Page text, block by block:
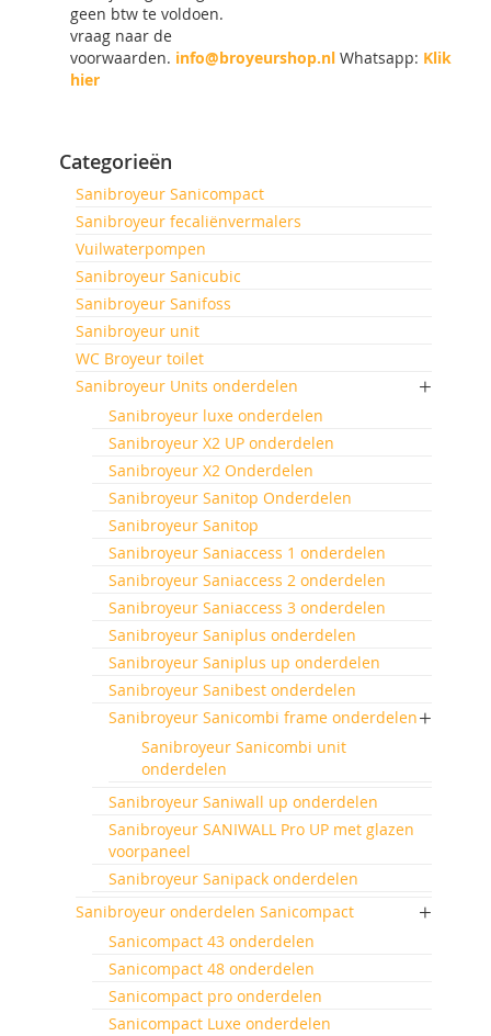
geen btw te voldoen.
vraag naar de
voorwaarden. info@broyeurshop.nl Whatsapp: Klik
hier
Categorieën
Sanibroyeur Sanicompact
Sanibroyeur fecaliënvermalers
Vuilwaterpompen
Sanibroyeur Sanicubic
Sanibroyeur Sanifoss
Sanibroyeur unit
WC Broyeur toilet
Sanibroyeur Units onderdelen
Sanibroyeur luxe onderdelen
Sanibroyeur X2 UP onderdelen
Sanibroyeur X2 Onderdelen
Sanibroyeur Sanitop Onderdelen
Sanibroyeur Sanitop
Sanibroyeur Saniaccess 1 onderdelen
Sanibroyeur Saniaccess 2 onderdelen
Sanibroyeur Saniaccess 3 onderdelen
Sanibroyeur Saniplus onderdelen
Sanibroyeur Saniplus up onderdelen
Sanibroyeur Sanibest onderdelen
Sanibroyeur Sanicombi frame onderdelen
Sanibroyeur Sanicombi unit
onderdelen
Sanibroyeur Saniwall up onderdelen
Sanibroyeur SANIWALL Pro UP met glazen
voorpaneel
Sanibroyeur Sanipack onderdelen
Sanibroyeur onderdelen Sanicompact
Sanicompact 43 onderdelen
Sanicompact 48 onderdelen
Sanicompact pro onderdelen
Sanicompact Luxe onderdelen